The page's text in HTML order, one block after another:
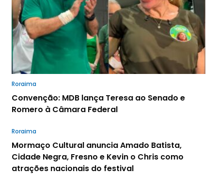
Roraima
Convenção: MDB lança Teresa ao Senado e
Romero à Câmara Federal
Roraima
Mormaço Cultural anuncia Amado Batista,
Cidade Negra, Fresno e Kevin o Chris como
atrações nacionais do festival